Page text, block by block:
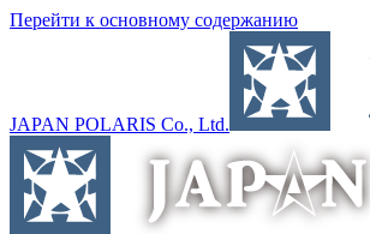
Перейти к основному содержанию
JAPAN POLARIS Co., Ltd.